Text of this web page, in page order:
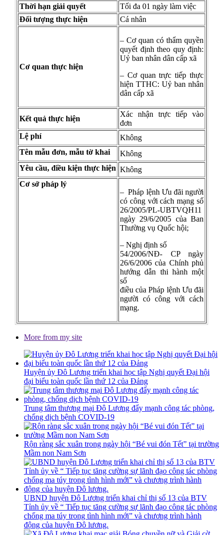
Thời hạn giải quyết
Tối đa 01 ngày làm việc
Đối tượng thực hiện
Cá nhân
Cơ quan thực hiện
– Cơ quan có thẩm quyền
quyết định theo quy định:
Uỷ ban nhân dân cấp xã
– Cơ quan trực tiếp thực
hiện TTHC: Uỷ ban nhân
dân cấp xã
Kết quả thực hiện
Xác nhận trực tiếp vào
đơn
Lệ phí
Không
Tên mẫu đơn, mẫu tờ khai
Không
Yêu cầu, điều kiện thực hiện Không
Cơ sở pháp lý
– Pháp lệnh Ưu đãi người
có công với cách mạng số
26/2005/PL-UBTVQH11
ngày 29/6/2005 của Ban
Thường vụ Quốc hội;
– Nghị định số
54/2006/NĐ- CP ngày
26/6/2006 của Chính phủ
hướng dẫn thi hành một
số
điều của Pháp lệnh Ưu đãi
người có công với cách
mạng.
More from my site
Huyện ủy Đô Lương triển khai học tập Nghị quyết Đại hội
đại biểu toàn quốc lần thứ 12 của Đảng
Trung tâm thương mại Đô Lương đẩy mạnh công tác phòng,
chống dịch bệnh COVID-19
Rộn ràng sắc xuân trong ngày hội “Bé vui đón Tết” tại trường
Mầm non Nam Sơn
UBND huyện Đô Lương triển khai chỉ thị số 13 của BTV
Tỉnh ủy về “ Tiếp tục tăng cường sự lãnh đạo công tác phòng
chống ma túy trong tình hình mới” và chương trình hành
động của huyện Đô lương.